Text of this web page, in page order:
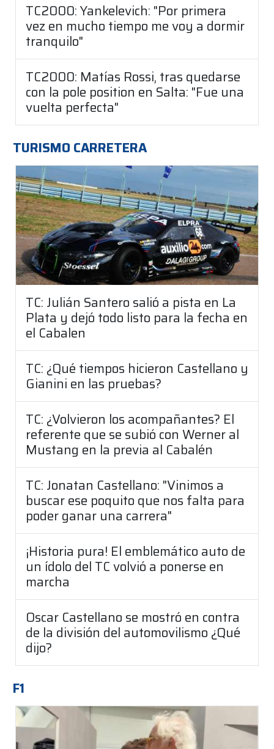
TC2000: Yankelevich: "Por primera
vez en mucho tiempo me voy a dormir
tranquilo"
TC2000: Matías Rossi, tras quedarse
con la pole position en Salta: "Fue una
vuelta perfecta"
TURISMO CARRETERA
TC: Julián Santero salió a pista en La
Plata y dejó todo listo para la fecha en
el Cabalen
TC: ¿Qué tiempos hicieron Castellano y
Gianini en las pruebas?
TC: ¿Volvieron los acompañantes? El
referente que se subió con Werner al
Mustang en la previa al Cabalén
TC: Jonatan Castellano: "Vinimos a
buscar ese poquito que nos falta para
poder ganar una carrera"
¡Historia pura! El emblemático auto de
un ídolo del TC volvió a ponerse en
marcha
Oscar Castellano se mostró en contra
de la división del automovilismo ¿Qué
dijo?
F1